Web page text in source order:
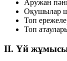
Аружан
Оқушылар
Топ
Топ
II. Үй